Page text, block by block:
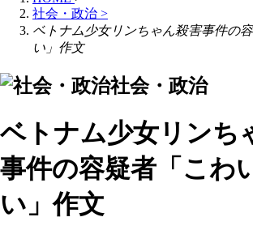
社会・政治 >
ベトナム少女リンちゃん殺害事件の
い」作文
社会・政治
ベトナム少女リンち
事件の容疑者「こわ
い」作文